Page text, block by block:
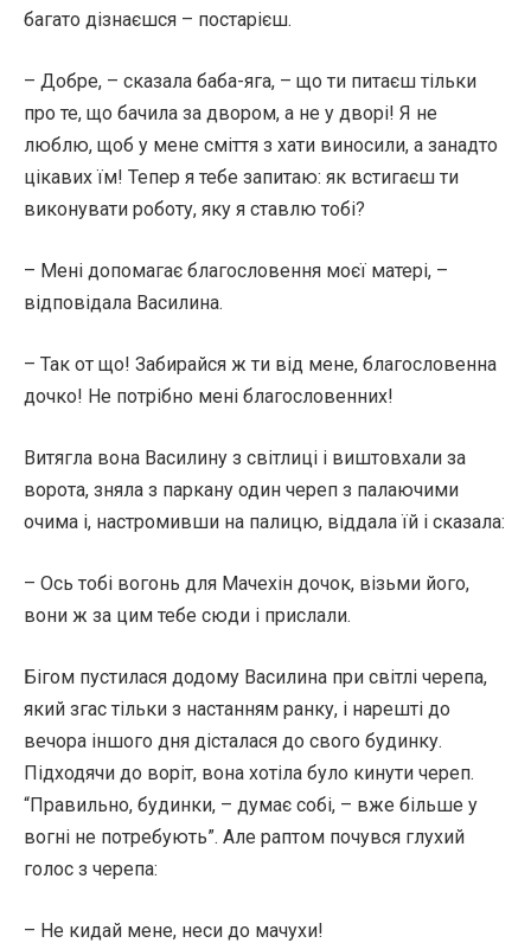
багато дізнаєшся – постарієш.
– Добре, – сказала баба-яга, – що ти питаєш тільки
про те, що бачила за двором, а не у дворі! Я не
люблю, щоб у мене сміття з хати виносили, а занадто
цікавих їм! Тепер я тебе запитаю: як встигаєш ти
виконувати роботу, яку я ставлю тобі?
– Мені допомагає благословення моєї матері, –
відповідала Василина.
– Так от що! Забирайся ж ти від мене, благословенна
дочко! Не потрібно мені благословенних!
Витягла вона Василину з світлиці і виштовхали за
ворота, зняла з паркану один череп з палаючими
очима і, настромивши на палицю, віддала їй і сказала:
– Ось тобі вогонь для Мачехін дочок, візьми його,
вони ж за цим тебе сюди і прислали.
Бігом пустилася додому Василина при світлі черепа,
який згас тільки з настанням ранку, і нарешті до
вечора іншого дня дісталася до свого будинку.
Підходячи до воріт, вона хотіла було кинути череп.
“Правильно, будинки, – думає собі, – вже більше у
вогні не потребують”. Але раптом почувся глухий
голос з черепа:
– Не кидай мене, неси до мачухи!